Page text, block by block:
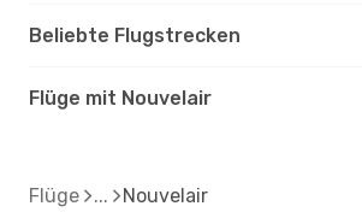
Beliebte Flugstrecken
Flüge mit Nouvelair
Flüge Nouvelair